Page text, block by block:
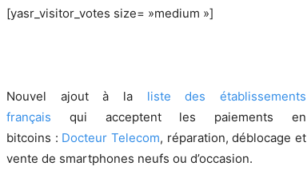
[yasr_visitor_votes size= »medium »]
Nouvel ajout à la liste des établissements
français qui acceptent les paiements en
bitcoins : Docteur Telecom, réparation, déblocage et
vente de smartphones neufs ou d’occasion.